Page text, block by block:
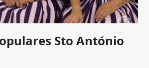
Sto António